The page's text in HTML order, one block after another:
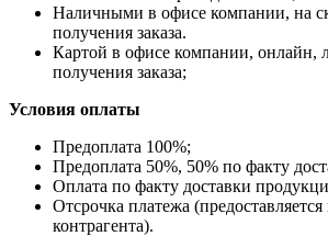
Наличными в офисе компании, на
получения заказа.
Картой в офисе компании, онлайн,
получения заказа;
Условия оплаты
Предоплата 100%;
Предоплата 50%, 50% по факту
Оплата по факту доставки
Отсрочка платежа
контрагента).